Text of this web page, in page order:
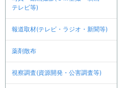
テレビ等)
報道取材(テレビ・ラジオ・新聞等)
薬剤散布
視察調査(資源開発・公害調査等)